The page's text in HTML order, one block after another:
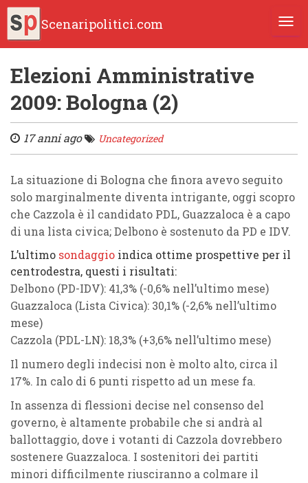
Scenaripolitici.com
Elezioni Amministrative
2009: Bologna (2)
17 anni ago Uncategorized
La situazione di Bologna che finora avevo seguito
solo marginalmente diventa intrigante, oggi scopro
che Cazzola è il candidato PDL, Guazzaloca è a capo
di una lista civica; Delbono è sostenuto da PD e IDV.
L’ultimo sondaggio indica ottime prospettive per il
centrodestra, questi i risultati:
Delbono (PD-IDV): 41,3% (-0,6% nell’ultimo mese)
Guazzaloca (Lista Civica): 30,1% (-2,6% nell’ultimo
mese)
Cazzola (PDL-LN): 18,3% (+3,6% nell’ultimo mese)
Il numero degli indecisi non è molto alto, circa il
17%. In calo di 6 punti rispetto ad un mese fa.
In assenza di flessioni decise nel consenso del
governo, è altamente probabile che si andrà al
ballottaggio, dove i votanti di Cazzola dovrebbero
sostenere Guazzaloca. I sostenitori dei partiti
minori difficilmente riusciranno a colmare il